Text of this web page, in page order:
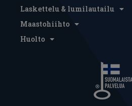
Laskettelu & lumilautailu
Maastohiihto
Huolto